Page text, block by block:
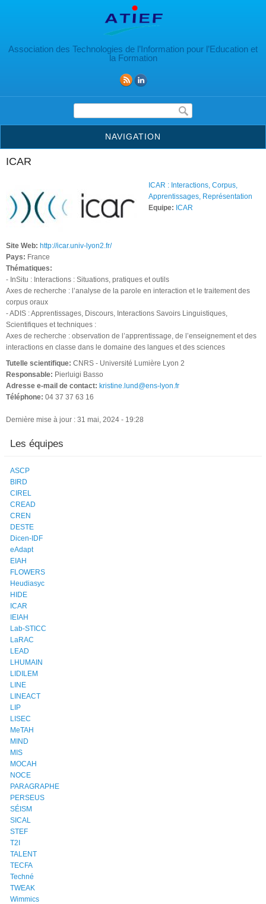
Association des Technologies de l’Information pour l’Education et
la Formation
Formulaire de recherche
NAVIGATION
ICAR
ICAR : Interactions, Corpus,
Apprentissages, Représentation
Equipe: ICAR
Site Web: http://icar.univ-lyon2.fr/
Pays: France
Thématiques:
- InSitu : Interactions : Situations, pratiques et outils
Axes de recherche : l’analyse de la parole en interaction et le traitement des
corpus oraux
- ADIS : Apprentissages, Discours, Interactions Savoirs Linguistiques,
Scientifiques et techniques :
Axes de recherche : observation de l’apprentissage, de l’enseignement et des
interactions en classe dans le domaine des langues et des sciences
Tutelle scientifique: CNRS - Université Lumière Lyon 2
Responsable: Pierluigi Basso
Adresse e-mail de contact: kristine.lund@ens-lyon.fr
Téléphone: 04 37 37 63 16
Dernière mise à jour : 31 mai, 2024 - 19:28
Les équipes
ASCP
BIRD
CIREL
CREAD
CREN
DESTE
Dicen-IDF
eAdapt
EIAH
FLOWERS
Heudiasyc
HIDE
ICAR
IEIAH
Lab-STICC
LaRAC
LEAD
LHUMAIN
LIDILEM
LINE
LINEACT
LIP
LISEC
MeTAH
MIND
MIS
MOCAH
NOCE
PARAGRAPHE
PERSEUS
SÉISM
SICAL
STEF
T2I
TALENT
TECFA
Techné
TWEAK
Wimmics